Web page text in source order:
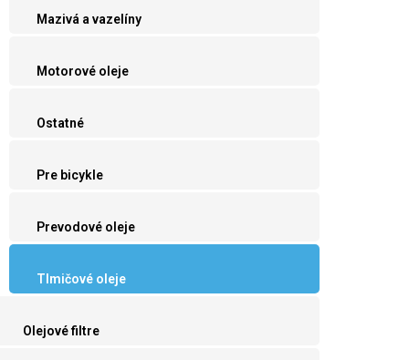
Mazivá a vazelíny
Motorové oleje
Ostatné
Pre bicykle
Prevodové oleje
Tlmičové oleje
Olejové filtre